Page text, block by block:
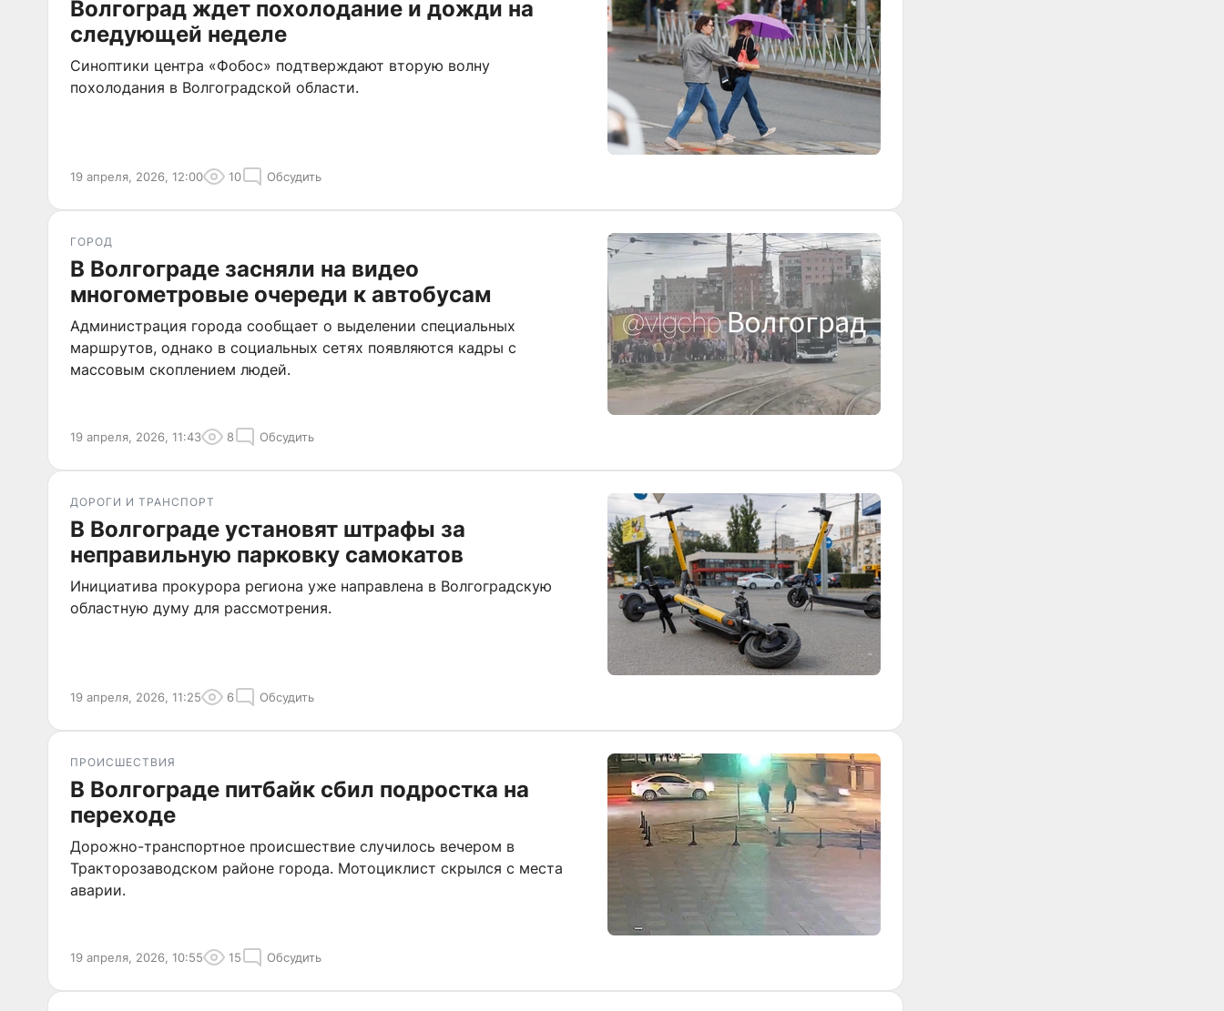
Волгоград ждет похолодание и дожди на
следующей неделе
Синоптики центра «Фобос» подтверждают вторую волну
похолодания в Волгоградской области.
19 апреля, 2026, 12:00 10 Обсудить
ГОРОД
В Волгограде засняли на видео
многометровые очереди к автобусам
Администрация города сообщает о выделении специальных
маршрутов, однако в социальных сетях появляются кадры с
массовым скоплением людей.
19 апреля, 2026, 11:43 8 Обсудить
ДОРОГИ И ТРАНСПОРТ
В Волгограде установят штрафы за
неправильную парковку самокатов
Инициатива прокурора региона уже направлена в Волгоградскую
областную думу для рассмотрения.
19 апреля, 2026, 11:25 6 Обсудить
ПРОИСШЕСТВИЯ
В Волгограде питбайк сбил подростка на
переходе
Дорожно-транспортное происшествие случилось вечером в
Тракторозаводском районе города. Мотоциклист скрылся с места
аварии.
19 апреля, 2026, 10:55 15 Обсудить